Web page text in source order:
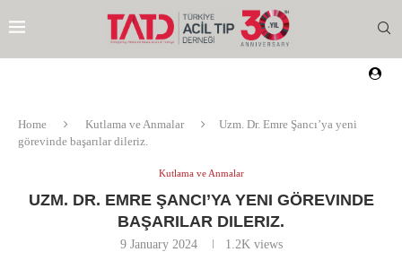
Home Kutlama ve Anmalar
Uzm. Dr. Emre Şancı’ya yeni
görevinde başarılar dileriz.
Kutlama ve Anmalar
UZM. DR. EMRE ŞANCI’YA YENI GÖREVINDE
BAŞARILAR DILERIZ.
9 January 2024 1.2K views